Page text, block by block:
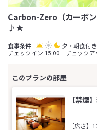
Carbon-Zero（カーボ
♪★
夕・朝食付き
チェックイン 15:00 チェックア
【禁煙
【広さ】